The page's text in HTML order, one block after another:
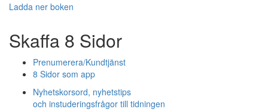
Ladda ner boken
Skaffa 8 Sidor
Prenumerera/Kundtjänst
8 Sidor som app
Nyhetskorsord, nyhetstips
och instuderingsfrågor till tidningen